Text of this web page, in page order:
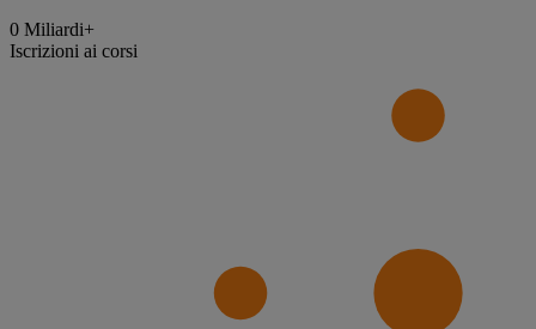
0 Miliardi+
Iscrizioni ai corsi